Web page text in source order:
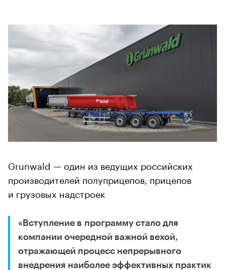
Grunwald — один из ведущих российских
производителей полуприцепов, прицепов
и грузовых надстроек
«Вступление в программу стало для
компании очередной важной вехой,
отражающей процесс непрерывного
внедрения наиболее эффективных практик